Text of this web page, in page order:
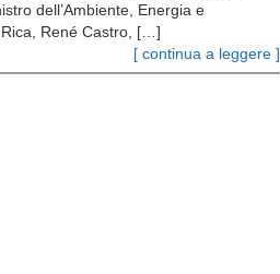
[ continua a leggere ]
dell’Ambiente, Energia e
René Castro, […]